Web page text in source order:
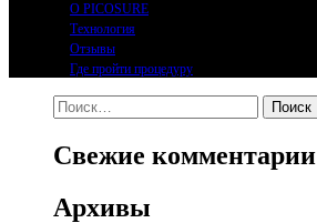
О PICOSURE
Технология
Отзывы
Где пройти процедуру
Найти:
Свежие комментарии
Архивы